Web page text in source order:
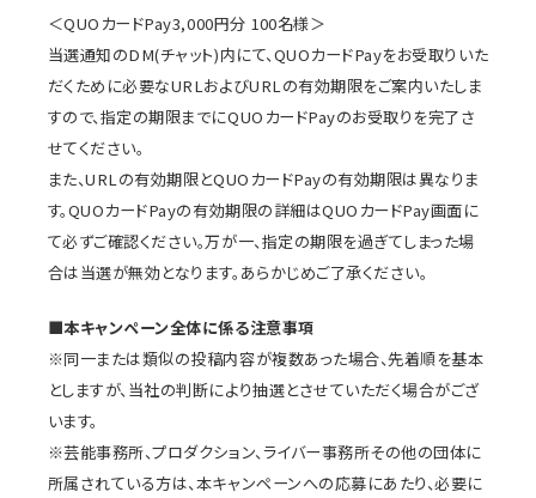
＜QUOカードPay3,000円分 100名様＞
当選通知のDM(チャット)内にて、QUOカードPayをお受取りいた
だくために必要なURLおよびURLの有効期限をご案内いたしま
すので、指定の期限までにQUOカードPayのお受取りを完了さ
せてください。
また、URLの有効期限とQUOカードPayの有効期限は異なりま
す。QUOカードPayの有効期限の詳細はQUOカードPay画面に
て必ずご確認ください。万が一、指定の期限を過ぎてしまった場
合は当選が無効となります。あらかじめご了承ください。
■本キャンペーン全体に係る注意事項
※同一または類似の投稿内容が複数あった場合、先着順を基本
としますが、当社の判断により抽選とさせていただく場合がござ
います。
※芸能事務所、プロダクション、ライバー事務所その他の団体に
所属されている方は、本キャンペーンへの応募にあたり、必要に